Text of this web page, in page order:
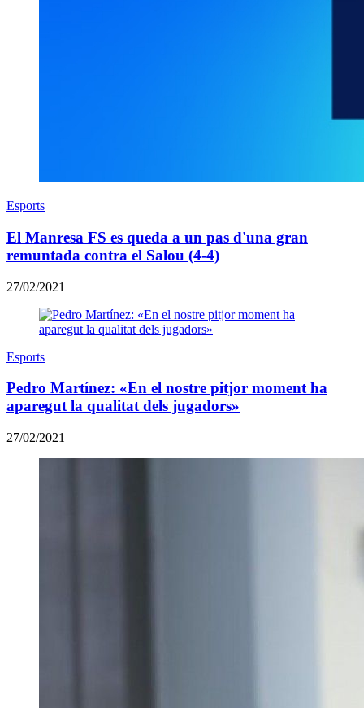
Esports
El Manresa FS es queda a un pas d'una gran
remuntada contra el Salou (4-4)
27/02/2021
Esports
Pedro Martínez: «En el nostre pitjor moment ha
aparegut la qualitat dels jugadors»
27/02/2021